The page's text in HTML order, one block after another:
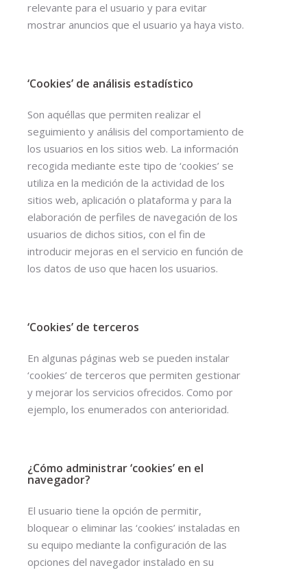
relevante para el usuario y para evitar
mostrar anuncios que el usuario ya haya visto.
‘Cookies’ de análisis estadístico
Son aquéllas que permiten realizar el
seguimiento y análisis del comportamiento de
los usuarios en los sitios web. La información
recogida mediante este tipo de ‘cookies’ se
utiliza en la medición de la actividad de los
sitios web, aplicación o plataforma y para la
elaboración de perfiles de navegación de los
usuarios de dichos sitios, con el fin de
introducir mejoras en el servicio en función de
los datos de uso que hacen los usuarios.
‘Cookies’ de terceros
En algunas páginas web se pueden instalar
‘cookies’ de terceros que permiten gestionar
y mejorar los servicios ofrecidos. Como por
ejemplo, los enumerados con anterioridad.
¿Cómo administrar ‘cookies’ en el
navegador?
El usuario tiene la opción de permitir,
bloquear o eliminar las ‘cookies’ instaladas en
su equipo mediante la configuración de las
opciones del navegador instalado en su